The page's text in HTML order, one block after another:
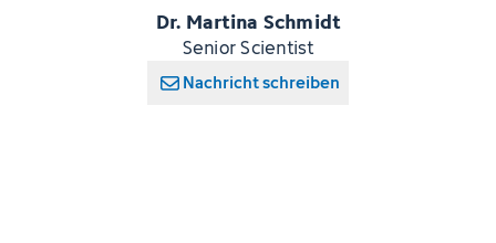
Dr. Martina Schmidt
Senior Scientist
Nachricht schreiben